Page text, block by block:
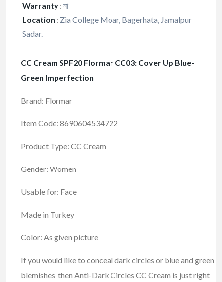
Warranty : না
Location : Zia College Moar, Bagerhata, Jamalpur
Sadar.
CC Cream SPF20 Flormar CC03: Cover Up Blue-
Green Imperfection
Brand: Flormar
Item Code: 8690604534722
Product Type: CC Cream
Gender: Women
Usable for: Face
Made in Turkey
Color: As given picture
If you would like to conceal dark circles or blue and green
blemishes, then Anti-Dark Circles CC Cream is just right